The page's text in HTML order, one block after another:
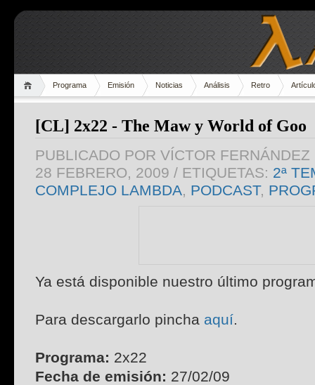
Programa Emisión Noticias Análisis Retro
[CL] 2x22 - The Maw y World of Goo
PUBLICADO POR VÍCTOR
28 FEBRERO, 2009 / ETIQUETAS: 2ª
COMPLEJO LAMBDA
PODCAST,
Ya está disponible nuestro último
Para descargarlo pincha aquí.
Programa: 2x22
Fecha de emisión: 27/02/09